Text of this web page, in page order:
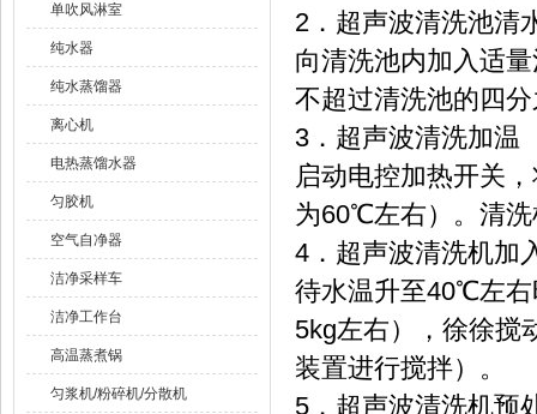
单吹风淋室
纯水器
纯水蒸馏器
离心机
电热蒸馏水器
匀胶机
空气自净器
洁净采样车
洁净工作台
高温蒸煮锅
匀浆机/粉碎机/分散机
2．超声波清洗池清
向清洗池内加入适
不超过清洗池的四
3．超声波清洗加温
启动电控加热开关
为60℃左右）。清
4．超声波清洗机加
待水温升至40℃左右
5kg左右），徐徐搅
装置进行搅拌）。
5．超声波清洗机预